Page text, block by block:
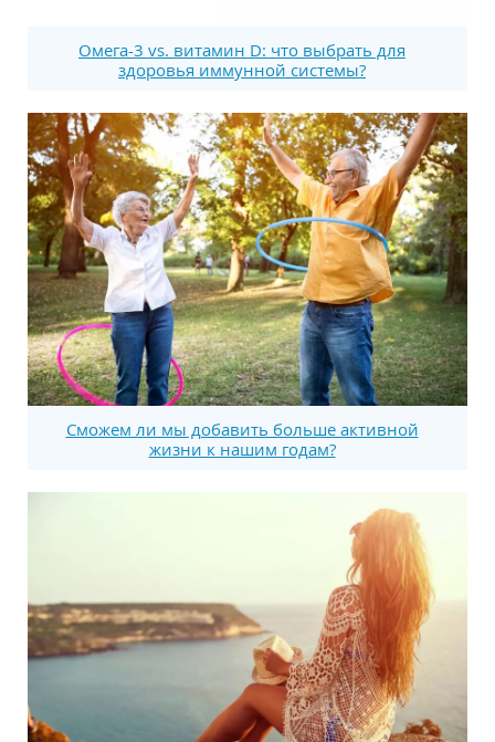
Омега-3 vs. витамин D: что выбрать для
здоровья иммунной системы?
Сможем ли мы добавить больше активной
жизни к нашим годам?